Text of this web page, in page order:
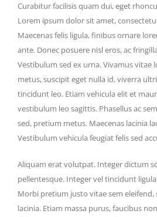
Curabitur facilisis quam dui, eget
Lorem ipsum dolor sit amet,
Maecenas felis ligula, finibus ornare
ante. Donec posuere nisl eros, ac
Vestibulum sed ex urna. Vivamus vitae
metus, suscipit eget nulla id, viverra
tincidunt leo. Etiam vehicula elit et
vestibulum leo sagittis. Phasellus ac
sed, pretium metus. Maecenas lacinia
Vestibulum vehicula feugiat felis sed
Aliquam erat volutpat. Integer dictum
pellentesque. Integer vel tincidunt
Morbi pretium justo vitae sem eleifend,
lacinia. Etiam massa purus, faucibus